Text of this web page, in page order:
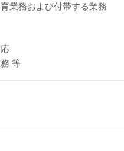
業務および付帯する業務
等